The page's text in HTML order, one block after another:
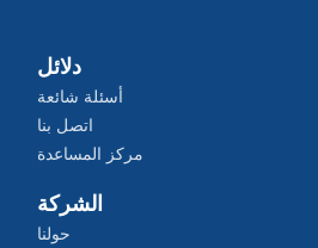
دلائل
أسئلة شائعة
اتصل بنا
مركز المساعدة
الشركة
حولنا